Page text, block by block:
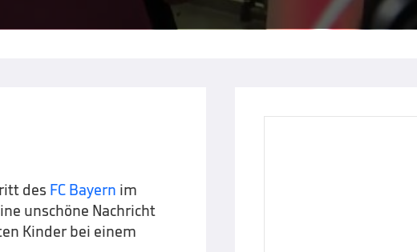
des FC Bayern im
unschöne Nachricht
Kinder bei einem